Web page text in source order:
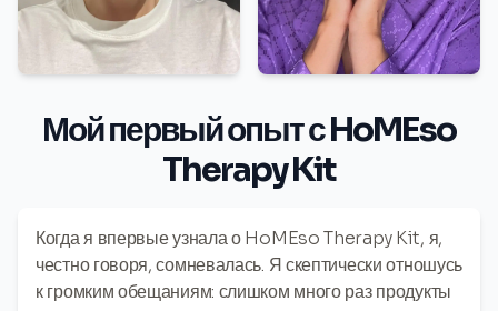
Мой первый опыт с HoMEso
Therapy Kit
Когда я впервые узнала о HoMEso Therapy Kit, я,
честно говоря, сомневалась. Я скептически отношусь
к громким обещаниям: слишком много раз продукты